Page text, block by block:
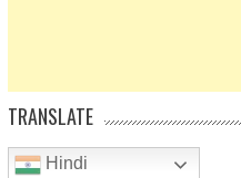
TRANSLATE
Hindi